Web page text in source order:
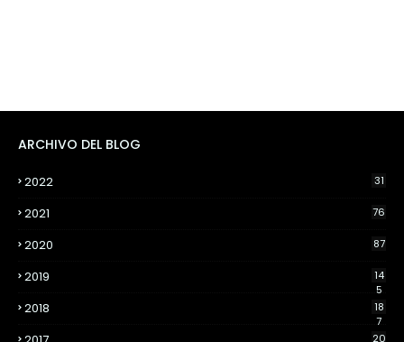
ARCHIVO DEL BLOG
2022 31
2021 76
2020 87
2019
14
5
2018
18
7
20